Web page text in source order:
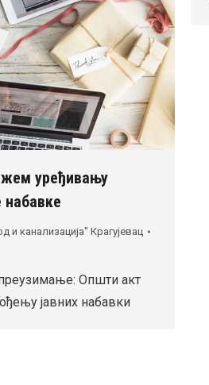
уређивању
набавке
и канализација" Крагујевац
Општи акт
јавних набавки